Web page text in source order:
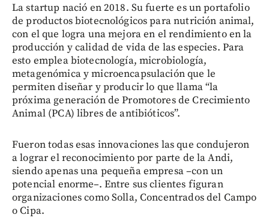
La startup nació en 2018. Su fuerte es un portafolio
de productos biotecnológicos para nutrición animal,
con el que logra una mejora en el rendimiento en la
producción y calidad de vida de las especies. Para
esto emplea biotecnología, microbiología,
metagenómica y microencapsulación que le
permiten diseñar y producir lo que llama “la
próxima generación de Promotores de Crecimiento
Animal (PCA) libres de antibióticos”.
Fueron todas esas innovaciones las que condujeron
a lograr el reconocimiento por parte de la Andi,
siendo apenas una pequeña empresa –con un
potencial enorme–. Entre sus clientes figuran
organizaciones como Solla, Concentrados del Campo
o Cipa.